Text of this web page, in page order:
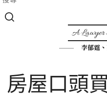
A Lawyer
李郁霆
房屋口頭